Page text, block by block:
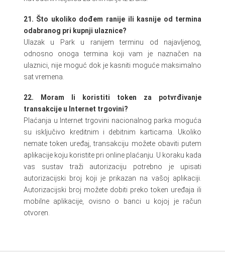
21. Što ukoliko dođem ranije ili kasnije od termina
odabranog pri kupnji ulaznice?
Ulazak u Park u ranijem terminu od najavljenog,
odnosno onoga termina koji vam je naznačen na
ulaznici, nije moguć dok je kasniti moguće maksimalno
sat vremena.
22. Moram li koristiti token za potvrđivanje
transakcije u Internet trgovini?
Plaćanja u Internet trgovini nacionalnog parka moguća
su isključivo kreditnim i debitnim karticama. Ukoliko
nemate token uređaj, transakciju možete obaviti putem
aplikacije koju koristite pri online plaćanju. U koraku kada
vas sustav traži autorizaciju potrebno je upisati
autorizacijski broj koji je prikazan na vašoj aplikaciji.
Autorizacijski broj možete dobiti preko token uređaja ili
mobilne aplikacije, ovisno o banci u kojoj je račun
otvoren.